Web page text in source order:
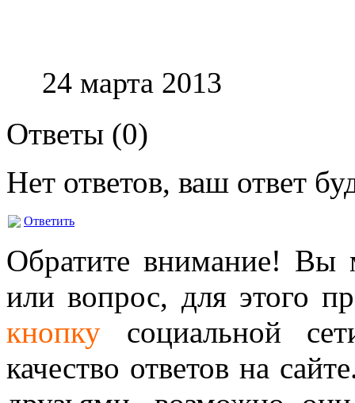
24 марта 2013
Ответы (0)
Нет ответов, ваш ответ
Ответить
Обратите внимание! Вы
или вопрос, для этого
кнопку социальной
качество ответов на